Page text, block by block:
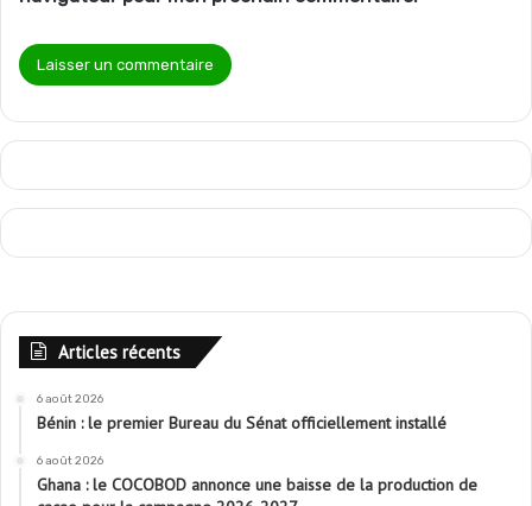
Articles récents
6 août 2026
Bénin : le premier Bureau du Sénat officiellement installé
6 août 2026
Ghana : le COCOBOD annonce une baisse de la production de